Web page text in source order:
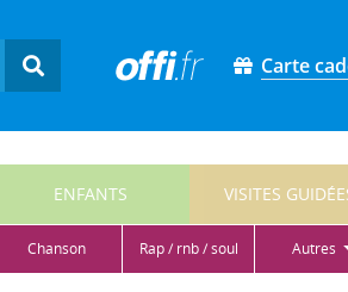
Carte
ENFANTS VISITES
chanson rap / rnb / soul autres